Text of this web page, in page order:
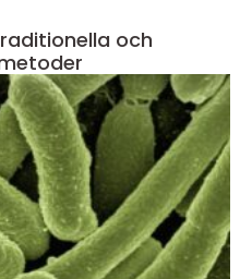
och